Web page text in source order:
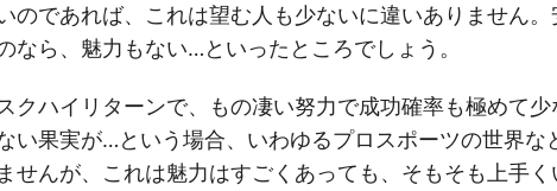
のであれば、これは望む人も少ないに違いありません。
なら、魅力もない…といったところでしょう。
クハイリターンで、もの凄い努力で成功確率も極めて少
い果実が…という場合、いわゆるプロスポーツの世界な
せんが、これは魅力はすごくあっても、そもそも上手く